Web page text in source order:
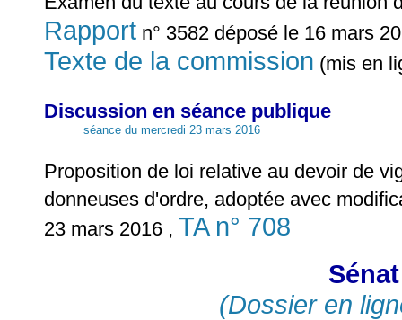
Rapport n° 3582 déposé le 16 mars
Texte de la commission (mis en
Discussion en séance publique
séance du mercredi 23 mars 2016
Proposition de loi relative au devoir de
donneuses d'ordre, adoptée avec
23 mars 2016 , TA n° 708
(Dossier en